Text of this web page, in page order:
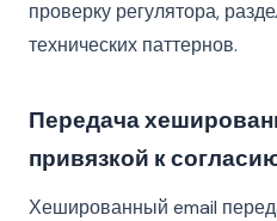
проверку регулятора,
технических паттернов.
Передача
привязкой к
Хешированный email